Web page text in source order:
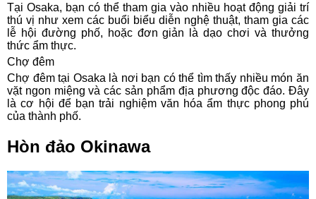
Tại Osaka, bạn có thể tham gia vào nhiều hoạt động giải trí
thú vị như xem các buổi biểu diễn nghệ thuật, tham gia các
lễ hội đường phố, hoặc đơn giản là dạo chơi và thưởng
thức ẩm thực.
Chợ đêm
Chợ đêm tại Osaka là nơi bạn có thể tìm thấy nhiều món ăn
vặt ngon miệng và các sản phẩm địa phương độc đáo. Đây
là cơ hội để bạn trải nghiệm văn hóa ẩm thực phong phú
của thành phố.
Hòn đảo Okinawa